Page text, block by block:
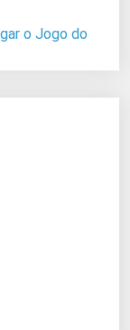
o Jogo do